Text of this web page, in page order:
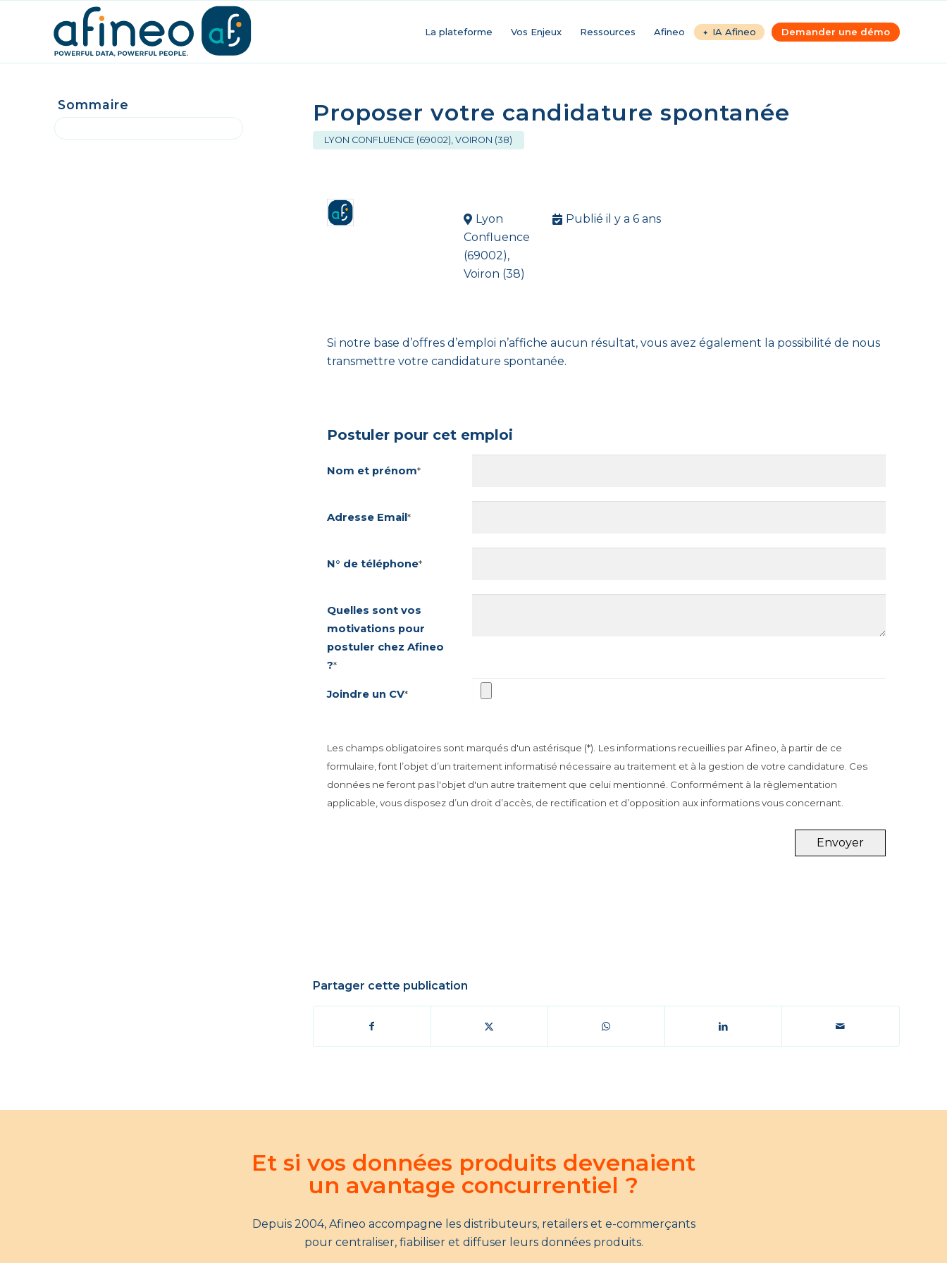
La plateforme Vos Enjeux Ressources Afineo IA Afineo Demander une démo
Proposer votre candidature spontanée
LYON CONFLUENCE (69002),VOIRON (38)
Lyon
Confluence
(69002),
Voiron (38)
Publié il y a 6 ans
Si notre base d’offres d’emploi n’affiche aucun résultat, vous avez également la possibilité de nous
transmettre votre candidature spontanée.
Postuler pour cet emploi
Nom et prénom*
Adresse Email*
N° de téléphone*
Quelles sont vos
motivations pour
postuler chez Afineo
?*
Joindre un CV*
Les champs obligatoires sont marqués d'un astérisque (*). Les informations recueillies par Afineo, à partir de ce
formulaire, font l’objet d’un traitement informatisé nécessaire au traitement et à la gestion de votre candidature. Ces
données ne feront pas l'objet d'un autre traitement que celui mentionné. Conformément à la règlementation
applicable, vous disposez d’un droit d’accès, de rectification et d’opposition aux informations vous concernant.
Envoyer
Partager cette publication
Sommaire
Et si vos données produits devenaient
un avantage concurrentiel ?
Depuis 2004, Afineo accompagne les distributeurs, retailers et e-commerçants
pour centraliser, fiabiliser et diffuser leurs données produits.